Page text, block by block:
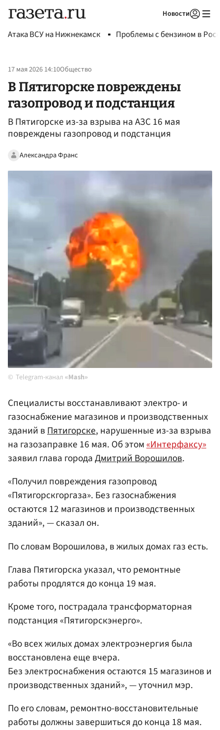
Новости
Атака ВСУ на Нижнекамск Проблемы с бензином в
17 мая 2026 14:10Общество
В Пятигорске повреждены
газопровод и подстанция
В Пятигорске из-за взрыва на АЗС 16 мая
повреждены газопровод и подстанция
Александра Франс
Telegram-канал «Mash»
Специалисты восстанавливают электро- и
газоснабжение магазинов и производственных
зданий вПятигорске, нарушенные из-за взрыва
на газозаправке 16 мая. Об этом«Интерфаксу»
заявил глава городаДмитрий Ворошилов.
«Получил повреждения газопровод
«Пятигорскгоргаза». Без газоснабжения
остаются 12 магазинов и производственных
зданий», — сказал он.
По словам Ворошилова, в жилых домах газ есть.
Глава Пятигорска указал, что ремонтные
работы продлятся до конца 19 мая.
Кроме того, пострадала трансформаторная
подстанция «Пятигорскэнерго».
«Во всех жилых домах электроэнергия была
восстановлена еще вчера.
Без электроснабжения остаются 15 магазинов и
производственных зданий», — уточнил мэр.
По его словам, ремонтно-восстановительные
работы должны завершиться до конца 18 мая.